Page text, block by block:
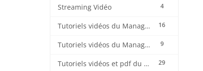
4
Streaming Vidéo
16
Tutoriels vidéos du Manager Radio CentovaCast
9
Tutoriels vidéos du Manager Radio STREAMING CENTER
29
Tutoriels vidéos et pdf du CMS Radio Wordpress + OnAir2/Pro.Radio